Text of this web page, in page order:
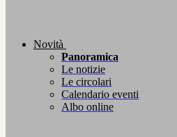
Novità
Panoramica
Le notizie
Le circolari
Calendario eventi
Albo online